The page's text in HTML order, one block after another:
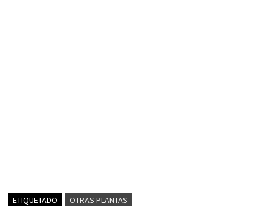
ETIQUETADO OTRAS PLANTAS